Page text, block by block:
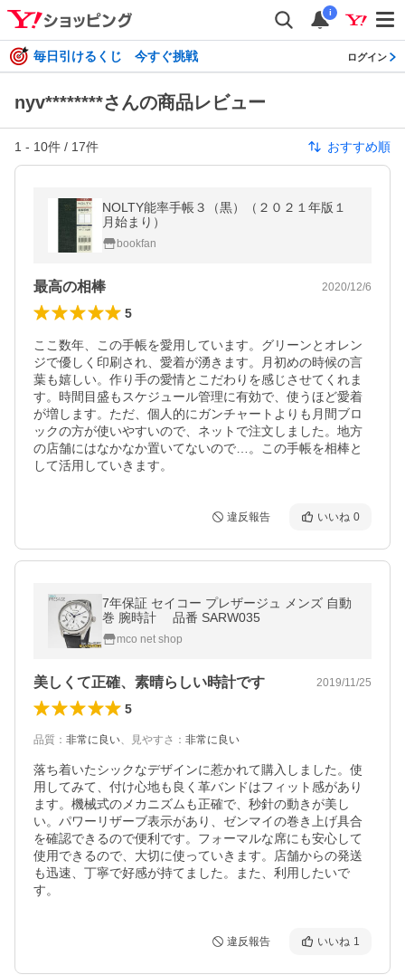
i
毎日引けるくじ 今すぐ挑戦 ログイン
nyv********さんの商品レビュー
1 - 10件 / 17件 おすすめ順
NOLTY能率手帳３（黒）（２０２１年版１
月始まり）
bookfan
最高の相棒 2020/12/6
5
ここ数年、この手帳を愛用しています。グリーンとオレン
ジで優しく印刷され、愛着が湧きます。月初めの時候の言
葉も嬉しい。作り手の愛情とこだわりを感じさせてくれま
す。時間目盛もスケジュール管理に有効で、使うほど愛着
が増します。ただ、個人的にガンチャートよりも月間ブロ
ックの方が使いやすいので、ネットで注文しました。地方
の店舗にはなかなか置いてないので…。この手帳を相棒と
して活用していきます。
違反報告 いいね 0
7年保証 セイコー プレザージュ メンズ 自動
巻 腕時計 品番 SARW035
mco net shop
美しくて正確、素晴らしい時計です 2019/11/25
5
品質 ： 非常に良い、 見やすさ ： 非常に良い
落ち着いたシックなデザインに惹かれて購入しました。使
用してみて、付け心地も良く革バンドはフィット感があり
ます。機械式のメカニズムも正確で、秒針の動きが美し
い。パワーリザーブ表示があり、ゼンマイの巻き上げ具合
を確認できるので便利です。フォーマルな席にも安心して
使用できるので、大切に使っていきます。店舗からの発送
も迅速、丁寧で好感が持てました。また、利用したいで
す。
違反報告 いいね 1